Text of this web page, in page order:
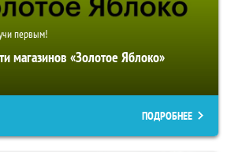
первым!
магазинов «Золотое Яблоко»
ПОДРОБНЕЕ